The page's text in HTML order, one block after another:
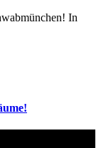
In